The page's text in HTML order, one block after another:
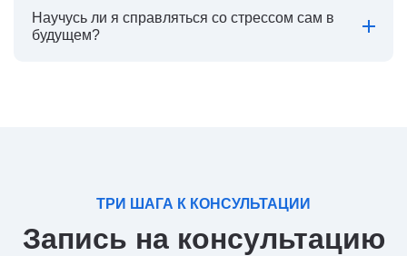
Научусь ли я справляться со стрессом сам в
будущем?
ТРИ ШАГА К КОНСУЛЬТАЦИИ
Запись на консультацию